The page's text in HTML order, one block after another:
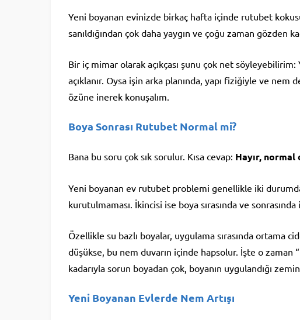
Yeni boyanan evinizde birkaç hafta içinde rutubet
sanıldığından çok daha yaygın ve çoğu zaman gözden
Bir iç mimar olarak açıkçası şunu çok net
açıklanır. Oysa işin arka planında, yapı fiziğiyle ve
özüne inerek konuşalım.
Boya Sonrası Rutubet Normal mi?
Bana bu soru çok sık sorulur. Kısa cevap: Hayır, normal
Yeni boyanan ev rutubet problemi genellikle iki
kurutulmaması. İkincisi ise boya sırasında ve
Özellikle su bazlı boyalar, uygulama sırasında ortama
düşükse, bu nem duvarın içinde hapsolur. İşte o zaman
kadarıyla sorun boyadan çok, boyanın uygulandığı
Yeni Boyanan Evlerde Nem Artışı